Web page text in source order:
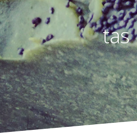
tas